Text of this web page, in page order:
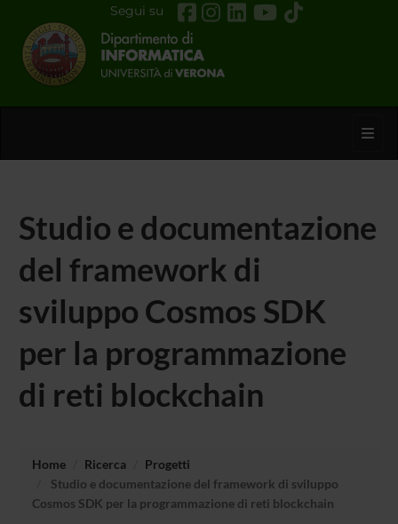
Segui su
Studio e documentazione
del framework di
sviluppo Cosmos SDK
per la programmazione
di reti blockchain
Home Ricerca
Progetti
Studio e documentazione del framework di sviluppo
Cosmos SDK per la programmazione di reti blockchain